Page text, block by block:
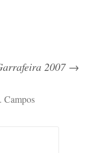
2007 →
Campos